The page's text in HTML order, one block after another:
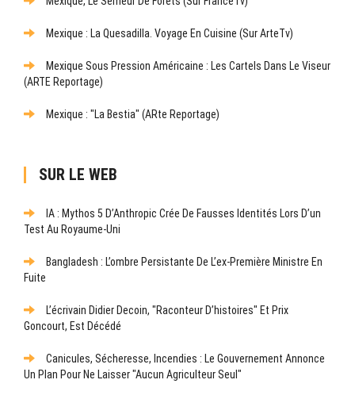
Mexique : La Quesadilla. Voyage En Cuisine (sur ArteTv)
Mexique Sous Pression Américaine : Les Cartels Dans Le Viseur
(ARTE Reportage)
Mexique : "La Bestia" (ARte Reportage)
SUR LE WEB
IA : Mythos 5 D’Anthropic Crée De Fausses Identités Lors D’un
Test Au Royaume-Uni
Bangladesh : L’ombre Persistante De L’ex-Première Ministre En
Fuite
L’écrivain Didier Decoin, "raconteur D’histoires" Et Prix
Goncourt, Est Décédé
Canicules, Sécheresse, Incendies : Le Gouvernement Annonce
Un Plan Pour Ne Laisser "aucun Agriculteur Seul"